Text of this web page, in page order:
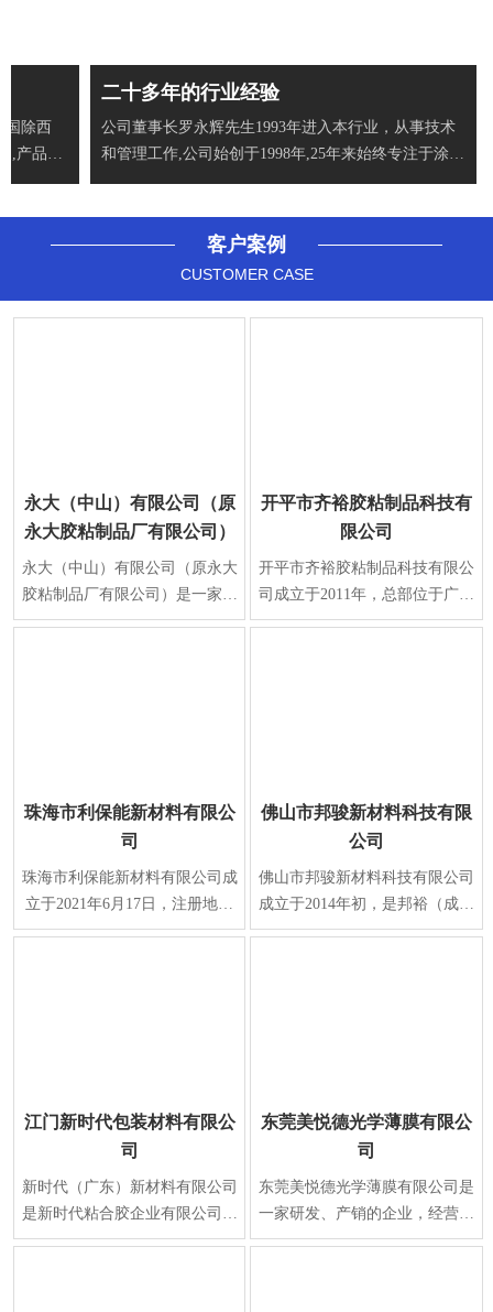
国除西
,产品出
二十多年的行业经验
公司董事长罗永辉先生1993年进入本行业，从事技术
和管理工作,公司始创于1998年,25年来始终专注于涂布
客户案例
CUSTOMER CASE
永大（中山）有限公司（原
永大胶粘制品厂有限公司）
永大（中山）有限公司（原永大
胶粘制品厂有限公司）是一家中
外合资企业，始创于1984年，总
开平市齐裕胶粘制品科技有
限公司
开平市齐裕胶粘制品科技有限公
司成立于2011年，总部位于广东
省江门市开平市，是一家从事胶
珠海市利保能新材料有限公
司
珠海市利保能新材料有限公司成
立于2021年6月17日，注册地位
于珠海市金湾区，是一家专注于
佛山市邦骏新材料科技有限
公司
佛山市邦骏新材料科技有限公司
成立于2014年初，是邦裕（成立
于2002年）旗下一家子公司，是
江门新时代包装材料有限公
司
新时代（广东）新材料有限公司
是新时代粘合胶企业有限公司为
了优化产业链而分册成立的专业
东莞美悦德光学薄膜有限公
司
东莞美悦德光学薄膜有限公司是
一家研发、产销的企业，经营范
围有光学材料、电子光学保护